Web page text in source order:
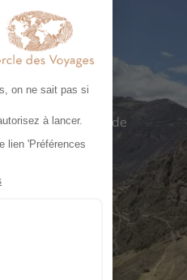
le portrait de